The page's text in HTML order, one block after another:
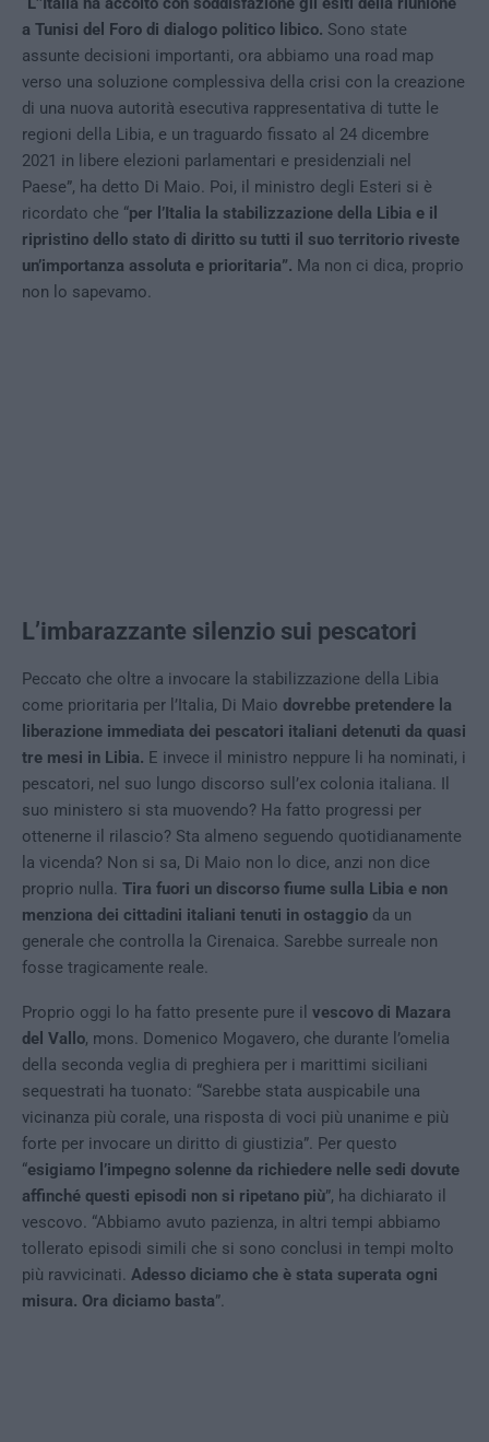
a Tunisi del Foro di dialogo politico libico. Sono state
assunte decisioni importanti, ora abbiamo una road map
verso una soluzione complessiva della crisi con la creazione
di una nuova autorità esecutiva rappresentativa di tutte le
regioni della Libia, e un traguardo fissato al 24 dicembre
2021 in libere elezioni parlamentari e presidenziali nel
Paese”, ha detto Di Maio. Poi, il ministro degli Esteri si è
ricordato che “per l’Italia la stabilizzazione della Libia e il
ripristino dello stato di diritto su tutti il suo territorio riveste
un’importanza assoluta e prioritaria”. Ma non ci dica, proprio
non lo sapevamo.
L’imbarazzante silenzio sui pescatori
Peccato che oltre a invocare la stabilizzazione della Libia
come prioritaria per l’Italia, Di Maio dovrebbe pretendere la
liberazione immediata dei pescatori italiani detenuti da quasi
tre mesi in Libia. E invece il ministro neppure li ha nominati, i
pescatori, nel suo lungo discorso sull’ex colonia italiana. Il
suo ministero si sta muovendo? Ha fatto progressi per
ottenerne il rilascio? Sta almeno seguendo quotidianamente
la vicenda? Non si sa, Di Maio non lo dice, anzi non dice
proprio nulla. Tira fuori un discorso fiume sulla Libia e non
menziona dei cittadini italiani tenuti in ostaggio da un
generale che controlla la Cirenaica. Sarebbe surreale non
fosse tragicamente reale.
Proprio oggi lo ha fatto presente pure il vescovo di Mazara
del Vallo, mons. Domenico Mogavero, che durante l’omelia
della seconda veglia di preghiera per i marittimi siciliani
sequestrati ha tuonato: “Sarebbe stata auspicabile una
vicinanza più corale, una risposta di voci più unanime e più
forte per invocare un diritto di giustizia”. Per questo
“esigiamo l’impegno solenne da richiedere nelle sedi dovute
affinché questi episodi non si ripetano più”, ha dichiarato il
vescovo. “Abbiamo avuto pazienza, in altri tempi abbiamo
tollerato episodi simili che si sono conclusi in tempi molto
più ravvicinati. Adesso diciamo che è stata superata ogni
misura. Ora diciamo basta”.